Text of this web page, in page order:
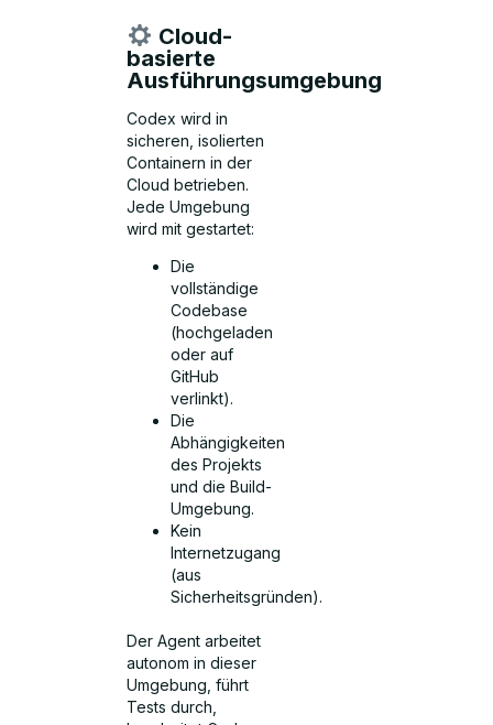
Cloud-
basierte
Ausführungsumgebung
Codex wird in
sicheren, isolierten
Containern in der
Cloud betrieben.
Jede Umgebung
wird mit gestartet:
Die
vollständige
Codebase
(hochgeladen
oder auf
GitHub
verlinkt).
Die
Abhängigkeiten
des Projekts
und die Build-
Umgebung.
Kein
Internetzugang
(aus
Sicherheitsgründen).
Der Agent arbeitet
autonom in dieser
Umgebung, führt
Tests durch,